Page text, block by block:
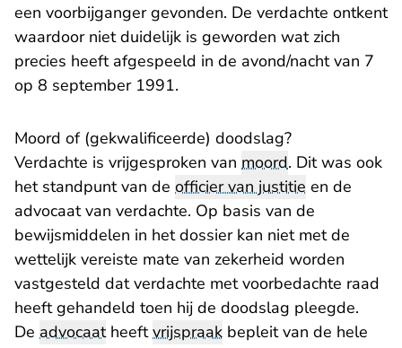
een voorbijganger gevonden. De verdachte ontkent
waardoor niet duidelijk is geworden wat zich
precies heeft afgespeeld in de avond/nacht van 7
op 8 september 1991.
Moord of (gekwalificeerde) doodslag?​
Verdachte is vrijgesproken van moord. Dit was ook
het standpunt van de officier van justitie en de
advocaat van verdachte. Op basis van de
bewijsmiddelen in het dossier kan niet met de
wettelijk vereiste mate van zekerheid worden
vastgesteld dat verdachte met voorbedachte raad
heeft gehandeld toen hij de doodslag pleegde.
De advocaatheeftvrijspraak bepleit van de hele